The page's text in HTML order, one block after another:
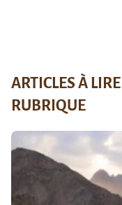
ARTICLES À
RUBRIQUE